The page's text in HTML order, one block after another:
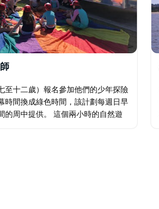
至十二歲）報名參加他們的少年探險
時間換成綠色時間，該計劃每週日早
的周中提供。 這個兩小時的自然遊